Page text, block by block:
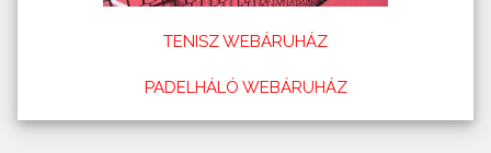
TENISZ WEBÁRUHÁZ
PADELHÁLÓ WEBÁRUHÁZ